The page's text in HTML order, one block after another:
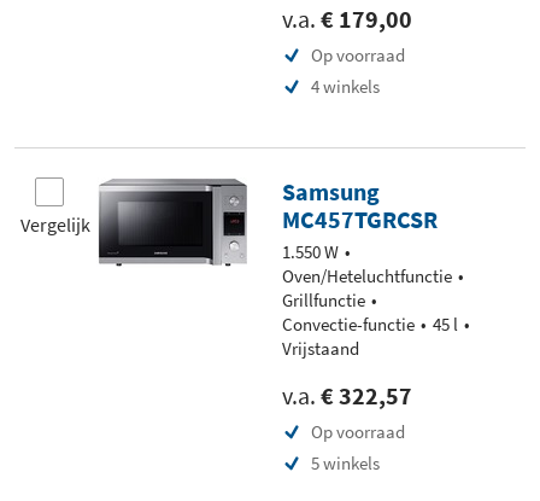
v.a. € 179,00
Op voorraad
4 winkels
Vergelijk
Samsung
MC457TGRCSR
1.550 W
Oven/Heteluchtfunctie
Grillfunctie
Convectie-functie
45 l
Vrijstaand
v.a. € 322,57
Op voorraad
5 winkels